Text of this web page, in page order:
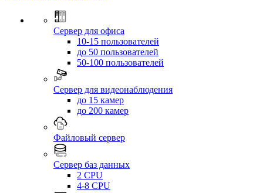
Сервер для офиса
10-15 пользователей
до 50 пользователей
50-100 пользователей
Сервер для видеонаблюдения
до 15 камер
до 200 камер
Файловый сервер
Сервер баз данных
2 CPU
4-8 CPU